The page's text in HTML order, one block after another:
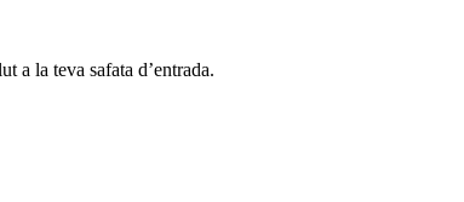
a la teva safata d’entrada.